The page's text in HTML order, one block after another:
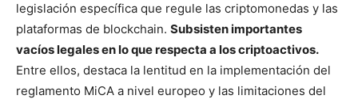
legislación específica que regule las criptomonedas y las
plataformas de blockchain. Subsisten importantes
vacíos legales en lo que respecta a los criptoactivos.
Entre ellos, destaca la lentitud en la implementación del
reglamento MiCA a nivel europeo y las limitaciones del